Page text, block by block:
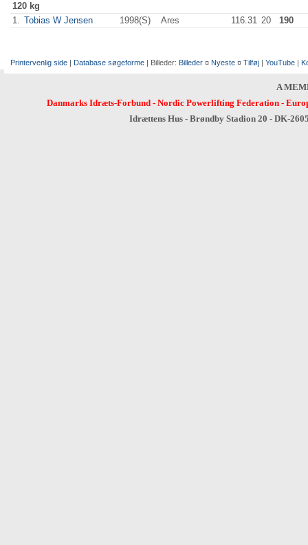
120 kg
1. Tobias W Jensen 1998(S) Ares 116.31 20 190
Printervenlig side | Database søgeforme | Billeder: Billeder ¤ Nyeste ¤ Tilføj | YouTube |
A
Danmarks Idræts-Forbund- Nordic Powerlifting Federation-
Idrættens Hus - Brøndby Stadion 20 - DK-